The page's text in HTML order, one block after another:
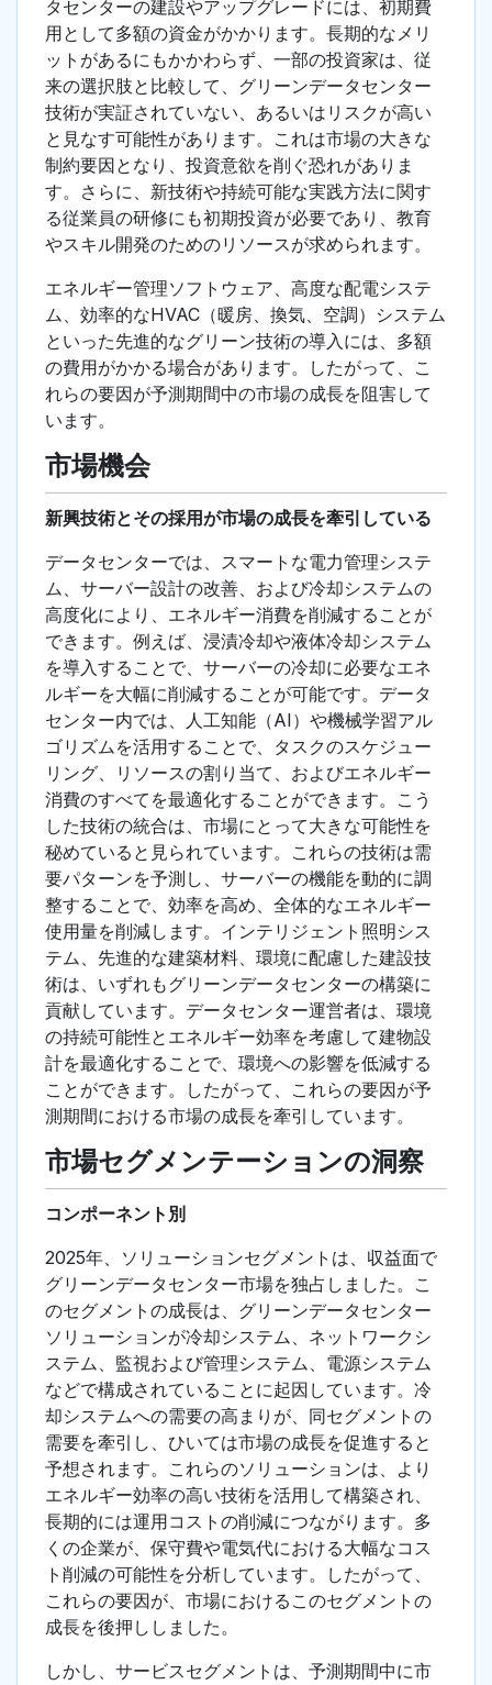
タセンターの建設やアップグレードには、初期費
用として多額の資金がかかります。長期的なメリ
ットがあるにもかかわらず、一部の投資家は、従
来の選択肢と比較して、グリーンデータセンター
技術が実証されていない、あるいはリスクが高い
と見なす可能性があります。これは市場の大きな
制約要因となり、投資意欲を削ぐ恐れがありま
す。さらに、新技術や持続可能な実践方法に関す
る従業員の研修にも初期投資が必要であり、教育
やスキル開発のためのリソースが求められます。
エネルギー管理ソフトウェア、高度な配電システ
ム、効率的なHVAC（暖房、換気、空調）システム
といった先進的なグリーン技術の導入には、多額
の費用がかかる場合があります。したがって、こ
れらの要因が予測期間中の市場の成長を阻害して
います。
市場機会
新興技術とその採用が市場の成長を牽引している
データセンターでは、スマートな電力管理システ
ム、サーバー設計の改善、および冷却システムの
高度化により、エネルギー消費を削減することが
できます。例えば、浸漬冷却や液体冷却システム
を導入することで、サーバーの冷却に必要なエネ
ルギーを大幅に削減することが可能です。データ
センター内では、人工知能（AI）や機械学習アル
ゴリズムを活用することで、タスクのスケジュー
リング、リソースの割り当て、およびエネルギー
消費のすべてを最適化することができます。こう
した技術の統合は、市場にとって大きな可能性を
秘めていると見られています。これらの技術は需
要パターンを予測し、サーバーの機能を動的に調
整することで、効率を高め、全体的なエネルギー
使用量を削減します。インテリジェント照明シス
テム、先進的な建築材料、環境に配慮した建設技
術は、いずれもグリーンデータセンターの構築に
貢献しています。データセンター運営者は、環境
の持続可能性とエネルギー効率を考慮して建物設
計を最適化することで、環境への影響を低減する
ことができます。したがって、これらの要因が予
測期間における市場の成長を牽引しています。
市場セグメンテーションの洞察
コンポーネント別
2025年、ソリューションセグメントは、収益面で
グリーンデータセンター市場を独占しました。こ
のセグメントの成長は、グリーンデータセンター
ソリューションが冷却システム、ネットワークシ
ステム、監視および管理システム、電源システム
などで構成されていることに起因しています。冷
却システムへの需要の高まりが、同セグメントの
需要を牽引し、ひいては市場の成長を促進すると
予想されます。これらのソリューションは、より
エネルギー効率の高い技術を活用して構築され、
長期的には運用コストの削減につながります。多
くの企業が、保守費や電気代における大幅なコス
ト削減の可能性を分析しています。したがって、
これらの要因が、市場におけるこのセグメントの
成長を後押ししました。
しかし、サービスセグメントは、予測期間中に市